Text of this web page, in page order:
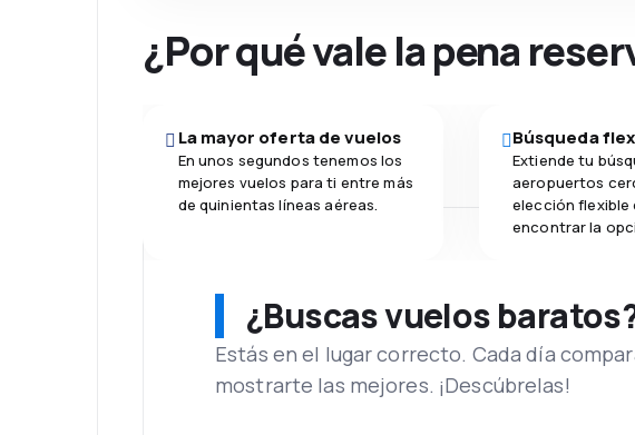
¿Por qué vale la pena
La mayor oferta de vuelos
En unos segundos tenemos los
mejores vuelos para ti entre más
de quinientas líneas aéreas.
Búsqueda
Extiende tu
aeropuertos
elección flexible
encontrar la
¿Buscas vuelos
Estás en el lugar correcto. Cada día
mostrarte las mejores. ¡Descúbrelas!